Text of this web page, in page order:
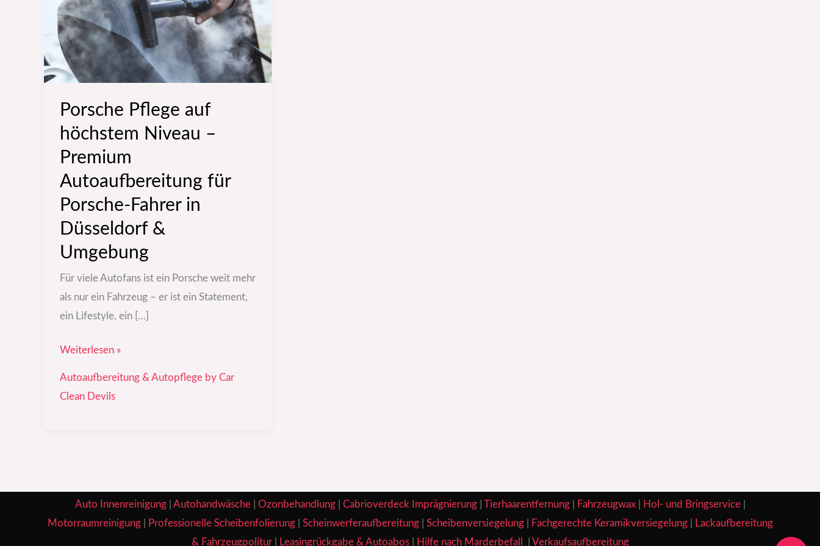
Porsche Pflege auf
höchstem Niveau –
Premium
Autoaufbereitung für
Porsche-Fahrer in
Düsseldorf &
Umgebung
Für viele Autofans ist ein Porsche weit mehr
als nur ein Fahrzeug – er ist ein Statement,
ein Lifestyle, ein […]
Niveau
–
Premium
Autoaufbereitung
Porsche-
Fahrer
in
Düsseldorf
&
Umgebung
Weiterlesen »
Autoaufbereitung & Autopflege by Car
Clean Devils
Auto Innenreinigung| Autohandwäsche| Ozonbehandlung| Cabrioverdeck Imprägnierung| Tierhaarentfernung| Fahrzeugwax| Hol- und Bringservice|
Motorraumreinigung| Professionelle Scheibenfolierung| Scheinwerferaufbereitung| Scheibenversiegelung| Fachgerechte Keramikversiegelung|
Lackaufbereitung
& Fahrzeugpolitur| Leasingrückgabe & Autoabos| Hilfe nach Marderbefall Verkaufsaufbereitung